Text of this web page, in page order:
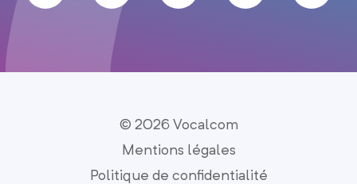
© 2026 Vocalcom
Mentions légales
Politique de confidentialité